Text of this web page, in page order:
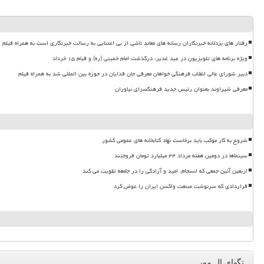
رفتار های بزدلانه خبرنگاران رسانه های معاند ناشی از بی اعتنایی به رسالت خبرنگاری است به همراه فیلم
ویژه برنامه های تلویزیون در عید غدیر، درگذشت امام خمینی (ره) و قیام ۱۵ خرداد
دبیر شورای عالی انقلاب فرهنگی خواهان معرفی جان فدایان در حوزه بین المللی شد به همراه فیلم
معرفی شیراوند بعنوان رئیس جدید فرهنگسرای نیاوران
شروع به کار موکب باید برخاست نهاد کتابخانه های عمومی کشور
سینماها در دومین هفته مرداد ۴۴ میلیارد تومان فروختند
اربعین آئین جمعی که انسجام، امید و آزادگی را در جامعه تقویت می کند
قراردادی که سرنوشت صنعت واکسن ایران را عوض کرد